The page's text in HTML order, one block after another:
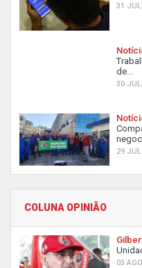
31
de...
30
29
COLUNA OPINIÃO
03